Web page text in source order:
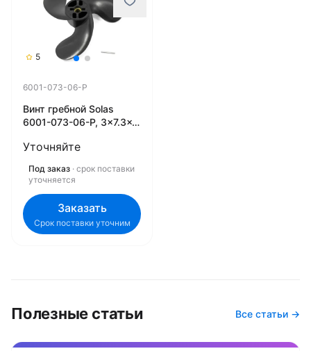
5
6001-073-06-P
Винт гребной Solas
6001-073-06-P, 3x7.3x6
Уточняйте
Под заказ · срок поставки
уточняется
Заказать
Срок поставки уточним
Полезные статьи Все статьи →